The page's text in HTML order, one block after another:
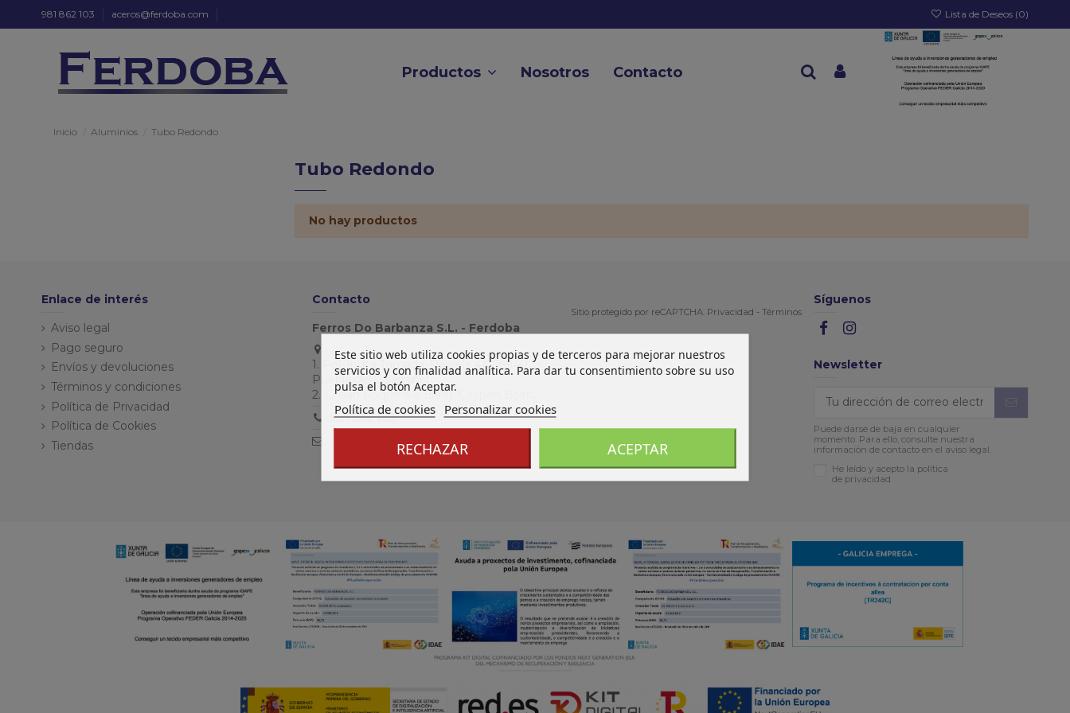
981 862 103 aceros@ferdoba.com Lista de Deseos (0)
Productos Nosotros Contacto
Inicio Aluminios Tubo Redondo
Tubo Redondo
No hay productos
Enlace de interés
Aviso legal
Pago seguro
Envíos y devoluciones
Términos y condiciones
Política de Privacidad
Política de Cookies
Tiendas
Contacto
Ferros Do Barbanza S.L. - Ferdoba
1. Pol. Ind. a Tomada, Parcela 4A, 15940,
Puebla del Caramiñal
2. C/ San Roque 44, 15991, Cespón Boiro,
981 862 103
aceros@ferdoba.com
Sitio protegido por reCAPTCHA. Privacidad - Términos
Este sitio web utiliza cookies propias y de terceros para mejorar nuestros
servicios y con finalidad analítica. Para dar tu consentimiento sobre su uso
pulsa el botón Aceptar.
Política de cookies Personalizar cookies
RECHAZAR ACEPTAR
Síguenos
Newsletter
Puede darse de baja en cualquier
momento. Para ello, consulte nuestra
información de contacto en el aviso legal.
He leído y acepto la política
de privacidad